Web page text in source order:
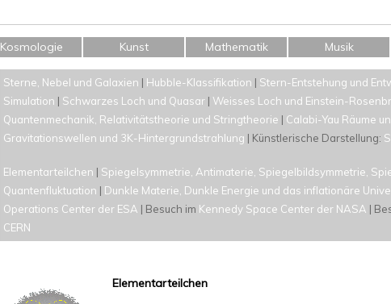
Kosmologie Kunst Mathematik Musik
Sterne, Nebel und Galaxien | Hubble-Klassifikation | Stern-Entstehung und
Simulation | Schwarzes Loch und Quasar | Weisses Loch und Einstein-
Quantenmechanik, Relativitätstheorie und Stringtheorie | Calabi-Yau Räume
Gravitationswellen und 3K-Hintergrundstrahlung | Künstlerische Darstellung:
Elementarteilchen | Spiegelsymmetrie, Antimaterie, Spiegelbildsymmetrie,
Quantenfluktuation | Dunkle Materie, Dunkle Energie und das inflationäre
Operations Center der ESA | Besuch im Kennedy Space Center der NASA |
CERN
Elementarteilchen